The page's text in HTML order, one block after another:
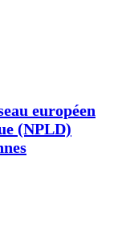
européen
(NPLD)